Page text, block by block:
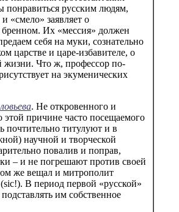
русским людям,
«смело» заявляет о
Их «мессия» должен
себя на муки, сознательно
царстве и царе-избавителе, о
жизни. Что ж, профессор по-
на экуменических
. Не откровенного и
причине часто посещаемого
почтительно титулуют и в
научной и творческой
повалив и поправ,
– и не погрешают против своей
же вещал и митрополит
В период первой «русской»
им собственное